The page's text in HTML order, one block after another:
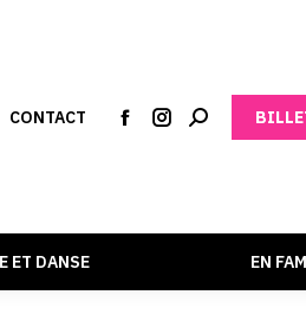
CONTACT
ET DANSE EN